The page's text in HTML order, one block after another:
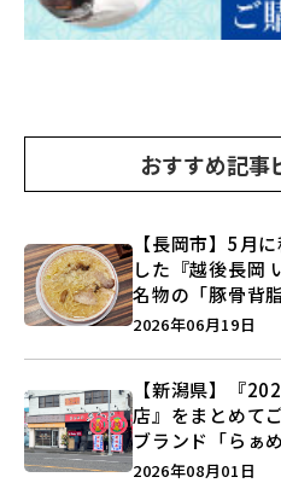
おすすめ記事
【長岡市】5月
した『越後長岡
名物の「豚骨背
醤油ラーメン」
2026年06月19日
【新潟県】『
店』をまとめて
ブランド「らぁ
しょうがの空」
2026年08月01日